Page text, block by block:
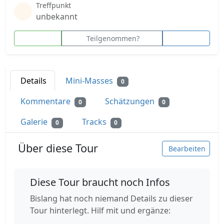
Treffpunkt
unbekannt
Teilgenommen?
Details Mini-Masses 0
Kommentare 0 Schätzungen 0
Galerie 0 Tracks 0
Über diese Tour Bearbeiten
Diese Tour braucht noch Infos
Bislang hat noch niemand Details zu dieser
Tour hinterlegt. Hilf mit und ergänze: